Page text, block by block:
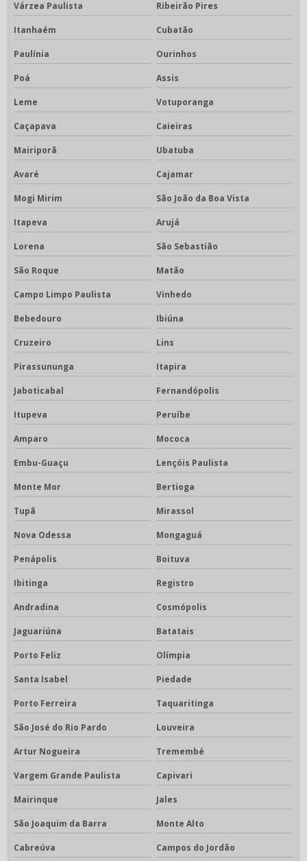
Várzea Paulista Ribeirão Pires
Itanhaém Cubatão
Paulínia Ourinhos
Poá Assis
Leme Votuporanga
Caçapava Caieiras
Mairiporã Ubatuba
Avaré Cajamar
Mogi Mirim São João da Boa Vista
Itapeva Arujá
Lorena São Sebastião
São Roque Matão
Campo Limpo Paulista Vinhedo
Bebedouro Ibiúna
Cruzeiro Lins
Pirassununga Itapira
Jaboticabal Fernandópolis
Itupeva Peruíbe
Amparo Mococa
Embu-Guaçu Lençóis Paulista
Monte Mor Bertioga
Tupã Mirassol
Nova Odessa Mongaguá
Penápolis Boituva
Ibitinga Registro
Andradina Cosmópolis
Jaguariúna Batatais
Porto Feliz Olímpia
Santa Isabel Piedade
Porto Ferreira Taquaritinga
São José do Rio Pardo Louveira
Artur Nogueira Tremembé
Vargem Grande Paulista Capivari
Mairinque Jales
São Joaquim da Barra Monte Alto
Cabreúva Campos do Jordão